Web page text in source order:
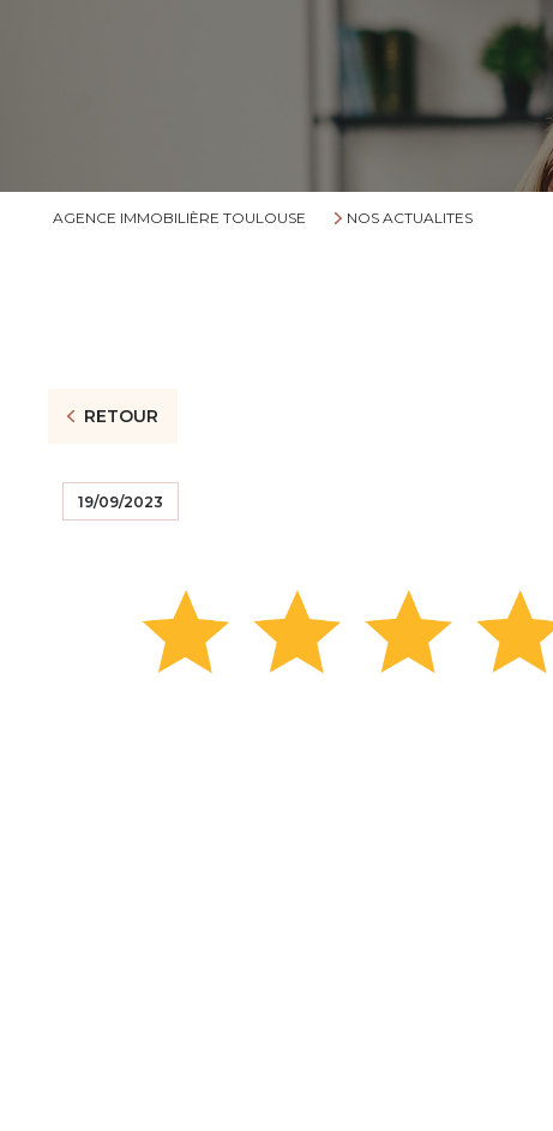
AGENCE IMMOBILIÈRE TOULOUSE NOS ACTUALITES
RETOUR
19/09/2023